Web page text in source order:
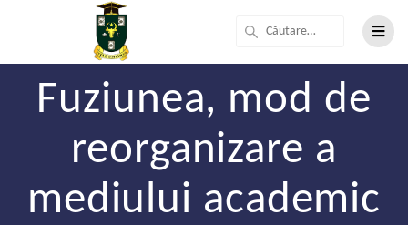
Fuziunea, mod de
reorganizare a
mediului academic